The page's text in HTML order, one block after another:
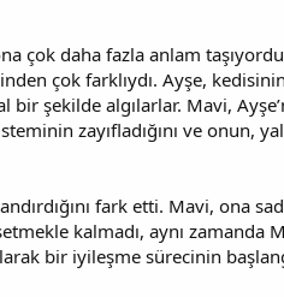
çok daha fazla anlam
çok farklıydı. Ayşe,
bir şekilde algılarlar. Mavi,
zayıfladığını ve onun,
fark etti. Mavi, ona
kalmadı, aynı zamanda
bir iyileşme sürecinin